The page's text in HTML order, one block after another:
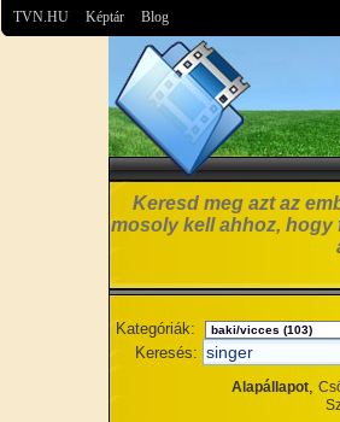
TVN.HU Képtár Blog
Keresd meg azt az
mosoly kell ahhoz, hogy
Kategóriák:
Keresés:
Alapállapot,